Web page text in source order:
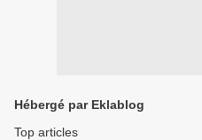
Hébergé par Eklablog
Top articles